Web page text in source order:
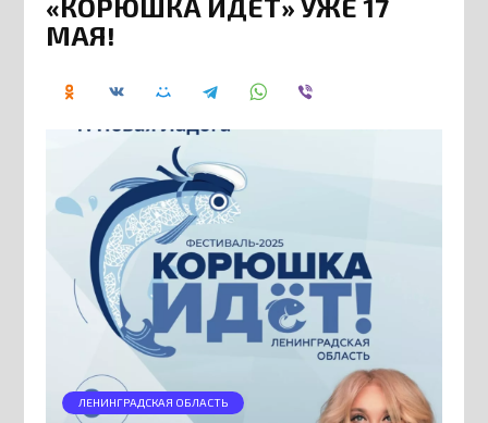
«КОРЮШКА ИДЕТ» УЖЕ 17
МАЯ!
ЛЕНИНГРАДСКАЯ ОБЛАСТЬ